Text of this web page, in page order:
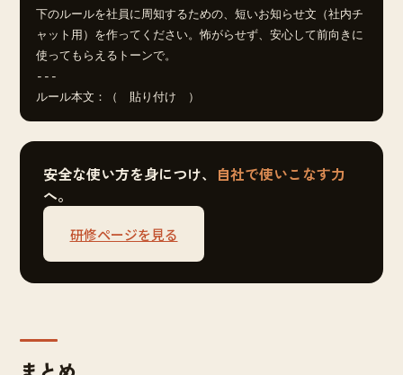
下のルールを社員に周知するための、短いお知らせ文（社内チ
ャット用）を作ってください。怖がらせず、安心して前向きに
使ってもらえるトーンで。
---
ルール本文：（　貼り付け　）
安全な使い方を身につけ、 自社で使いこなす力
へ。
研修ページを見る